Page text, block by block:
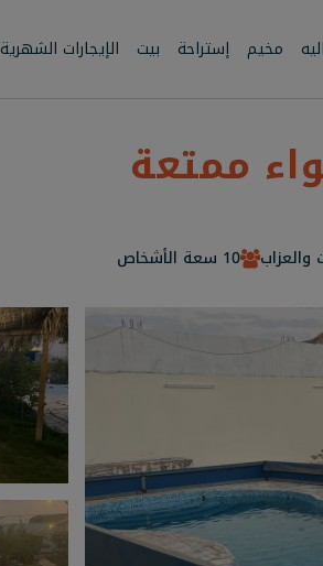
مخيم إستراحة بيت الإيجارات الشهرية
ممتعة
والعزاب 10 سعة الأشخاص